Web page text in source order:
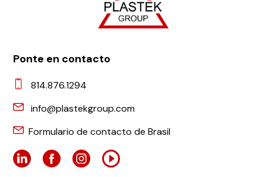
Ponte en contacto
814.876.1294
info@plastekgroup.com
Formulario de contacto de Brasil